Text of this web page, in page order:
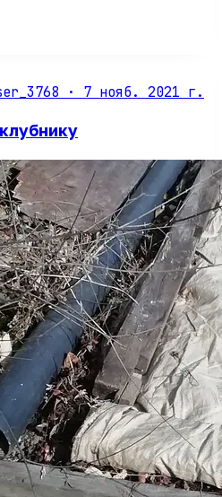
· 7 нояб. 2021 г.